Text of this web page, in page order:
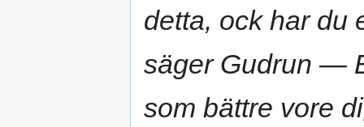
detta, ock har du
säger Gudrun —
som bättre vore